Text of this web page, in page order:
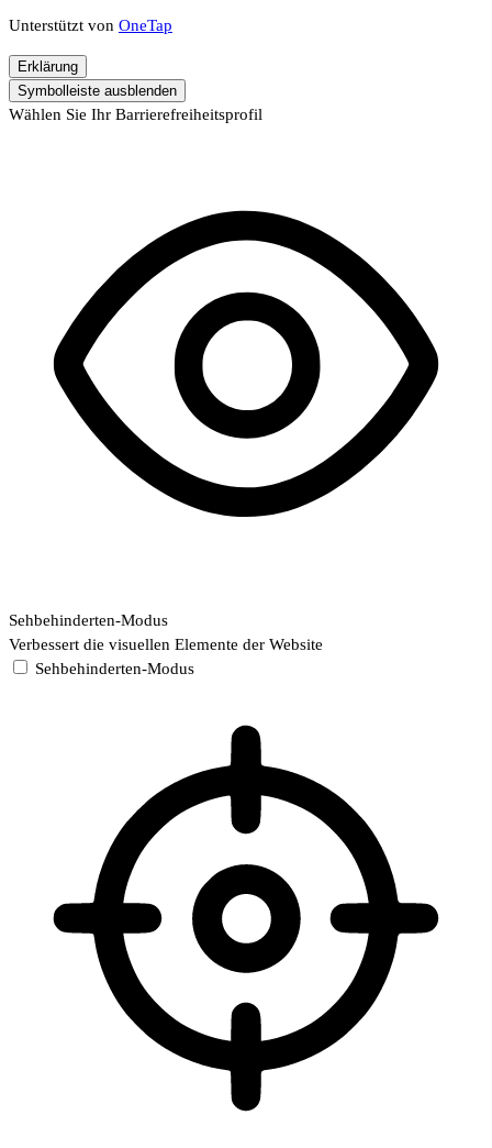
Unterstützt von OneTap
Erklärung
Symbolleiste ausblenden
Wählen Sie Ihr Barrierefreiheitsprofil
Sehbehinderten-Modus
Verbessert die visuellen Elemente der Website
Sehbehinderten-Modus